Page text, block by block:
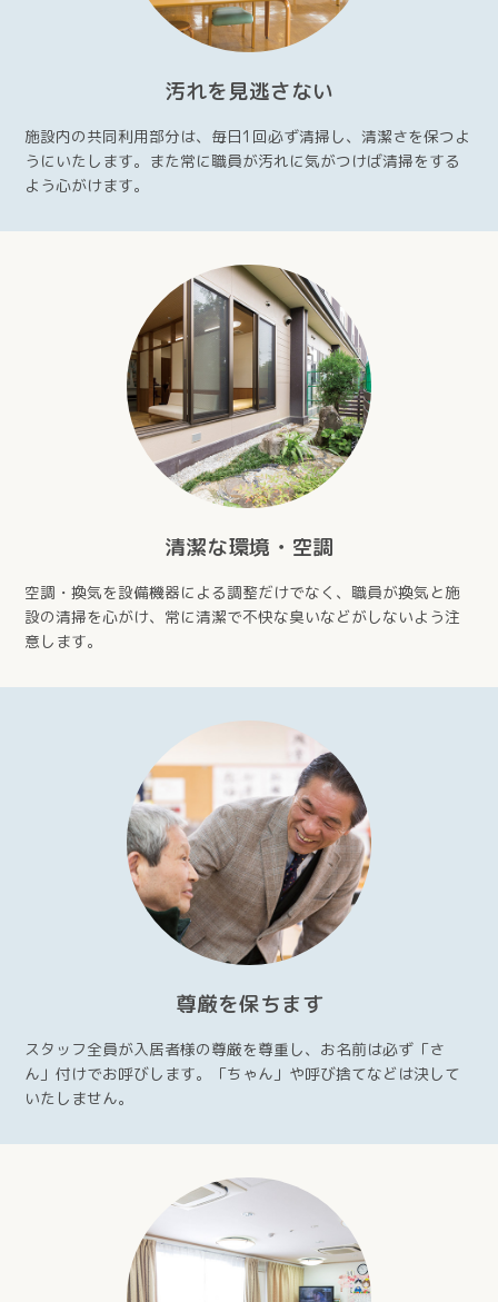
汚れを見逃さない
施設内の共同利用部分は、毎日1回必ず清掃し、清潔さを保つよ
うにいたします。また常に職員が汚れに気がつけば清掃をする
よう心がけます。
清潔な環境・空調
空調・換気を設備機器による調整だけでなく、職員が換気と施
設の清掃を心がけ、常に清潔で不快な臭いなどがしないよう注
意します。
尊厳を保ちます
スタッフ全員が入居者様の尊厳を尊重し、お名前は必ず「さ
ん」付けでお呼びします。「ちゃん」や呼び捨てなどは決して
いたしません。